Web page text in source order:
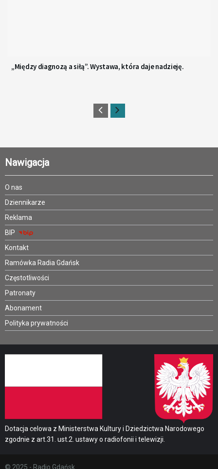
„Między diagnozą a siłą”. Wystawa, która daje nadzieję.
Nawigacja
O nas
Dziennikarze
Reklama
BIP
Kontakt
Ramówka Radia Gdańsk
Częstotliwości
Patronaty
Abonament
Polityka prywatności
Dotacja celowa z Ministerstwa Kultury i Dziedzictwa Narodowego
zgodnie z art.31. ust.2. ustawy o radiofonii i telewizji.
© 2025 - Radio Gdańsk